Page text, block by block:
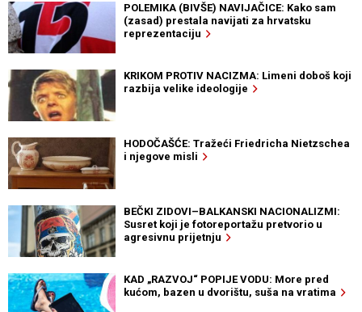
POLEMIKA (BIVŠE) NAVIJAČICE: Kako sam
(zasad) prestala navijati za hrvatsku
reprezentaciju
KRIKOM PROTIV NACIZMA: Limeni doboš koji
razbija velike ideologije
HODOČAŠĆE: Tražeći Friedricha Nietzschea
i njegove misli
BEČKI ZIDOVI–BALKANSKI NACIONALIZMI:
Susret koji je fotoreportažu pretvorio u
agresivnu prijetnju
KAD „RAZVOJ“ POPIJE VODU: More pred
kućom, bazen u dvorištu, suša na vratima